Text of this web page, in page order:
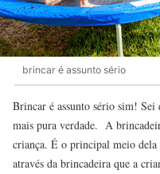
brincar é assunto sério
Brincar é assunto sério sim! Sei
mais pura verdade. A
criança. É o principal meio
através da brincadeira que a